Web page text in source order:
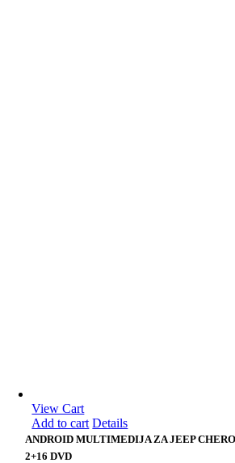
View Cart
Add to cart Details
ANDROID MULTIMEDIJA ZA JEEP
2+16 DVD